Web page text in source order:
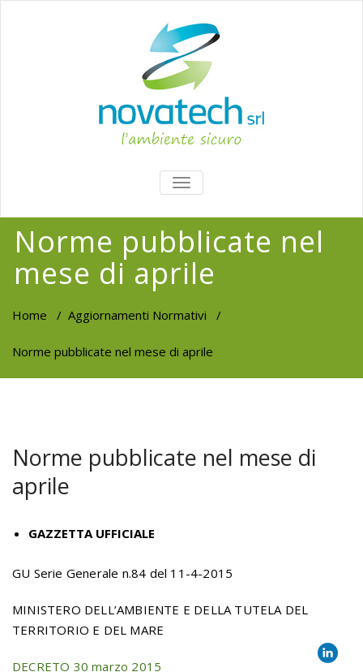
TOGGLE
NAVIGATION
Norme pubblicate nel
mese di aprile
Home / Aggiornamenti Normativi /
Norme pubblicate nel mese di aprile
Norme pubblicate nel mese di
aprile
GAZZETTA UFFICIALE
GU Serie Generale n.84 del 11-4-2015
MINISTERO DELL’AMBIENTE E DELLA TUTELA DEL
TERRITORIO E DEL MARE
DECRETO 30 marzo 2015